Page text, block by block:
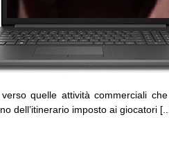
quelle attività commerciali
dell’itinerario imposto ai giocatori